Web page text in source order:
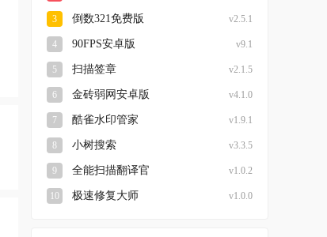
3 倒数321免费版 v2.5.1
4 90FPS安卓版 v9.1
5 扫描签章 v2.1.5
6 金砖弱网安卓版 v4.1.0
7 酷雀水印管家 v1.9.1
8 小树搜索 v3.3.5
9 全能扫描翻译官 v1.0.2
10 极速修复大师 v1.0.0